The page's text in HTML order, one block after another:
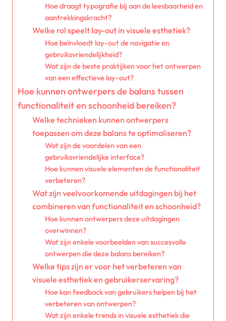
Hoe draagt typografie bij aan de leesbaarheid en
aantrekkingskracht?
Welke rol speelt lay-out in visuele esthetiek?
Hoe beïnvloedt lay-out de navigatie en
gebruiksvriendelijkheid?
Wat zijn de beste praktijken voor het ontwerpen
van een effectieve lay-out?
Hoe kunnen ontwerpers de balans tussen
functionaliteit en schoonheid bereiken?
Welke technieken kunnen ontwerpers
toepassen om deze balans te optimaliseren?
Wat zijn de voordelen van een
gebruiksvriendelijke interface?
Hoe kunnen visuele elementen de functionaliteit
verbeteren?
Wat zijn veelvoorkomende uitdagingen bij het
combineren van functionaliteit en schoonheid?
Hoe kunnen ontwerpers deze uitdagingen
overwinnen?
Wat zijn enkele voorbeelden van succesvolle
ontwerpen die deze balans bereiken?
Welke tips zijn er voor het verbeteren van
visuele esthetiek en gebruikerservaring?
Hoe kan feedback van gebruikers helpen bij het
verbeteren van ontwerpen?
Wat zijn enkele trends in visuele esthetiek die